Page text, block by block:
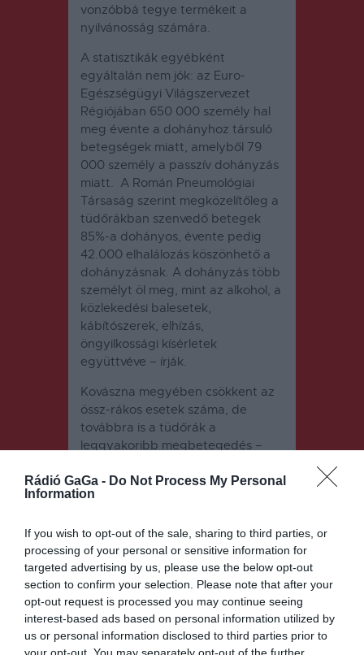
Rádió GaGa - Do Not Process My Personal
Information
If you wish to opt-out of the sale, sharing to third parties, or
processing of your personal or sensitive information for
targeted advertising by us, please use the below opt-out
section to confirm your selection. Please note that after your
opt-out request is processed you may continue seeing
interest-based ads based on personal information utilized by
us or personal information disclosed to third parties prior to
vonzóbbá tegye termékeit a
nyilvánosság számára.
A statisztikák egyébként
egyáltalán nem jók: az Euro-
Egészségügyi Világszervezet
Régiójában 650 000 személy hal
meg évente a dohányhoz társuló
betegségek miatt, amelyből 79
000 személy a passzív dohányzás
miatt. A Román Pneumológiai
Társaság szerint megközelítőleg a
tüdőrákban szenvedő betegek
85%-a dohányos, évente pedig
42.000 elhalálozás köszönhető a
dohányzásnak. A dohányzás több
személyt öl meg, mint az alkohol, a
közlekedési balesetek,
kábítószerek, elhízás,
öngyilkossági kísérletek
együttvéve – írják.
Kovászna megyében csökkent az
össz-rákos esetek száma, de
továbbra is a tüdőrák a
leggyakoribb megbetegedés –
hatóság. Háromszéken a rákos
megbetegedések között első
világjárvány előtti adatok szerint)
93 új esetet vettek
nyilvántartásba, ezt követi a
végbélrák 87 új esettel, harmadik
helyen pedig a mellrákos
elváltozások állnak, 67 esettel.